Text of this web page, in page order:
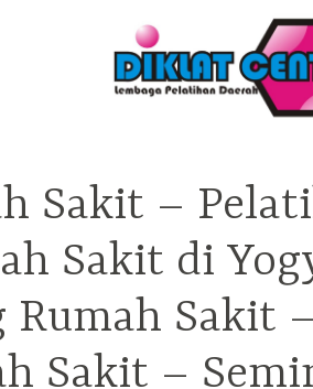
Sakit –
Sakit di
Sakit
Sakit –